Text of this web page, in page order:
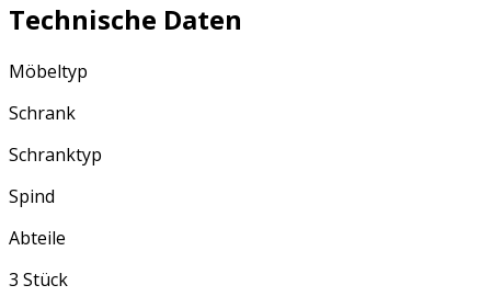
Technische Daten
Möbeltyp
Schrank
Schranktyp
Spind
Abteile
3 Stück